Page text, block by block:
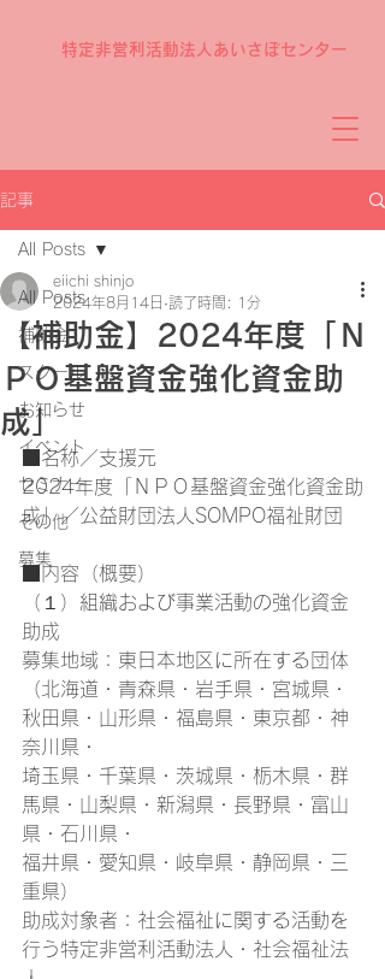
特定非営利活動法人あいさぽセンター
記事
All Posts
補助金
スクール
お知らせ
イベント
セミナー
その他
募集
All Posts
【補助金】2024年度「Ｎ
ＰＯ基盤資金強化資金助
成」
eiichi shinjo
2024年8月14日 読了時間: 1分
■名称／支援元
2024年度「ＮＰＯ基盤資金強化資金助
成」／公益財団法人SOMPO福祉財団
■内容（概要）
（１）組織および事業活動の強化資金
助成
募集地域：東日本地区に所在する団体
（北海道・青森県・岩手県・宮城県・
秋田県・山形県・福島県・東京都・神
奈川県・
埼玉県・千葉県・茨城県・栃木県・群
馬県・山梨県・新潟県・長野県・富山
県・石川県・
福井県・愛知県・岐阜県・静岡県・三
重県）
助成対象者：社会福祉に関する活動を
行う特定非営利活動法人・社会福祉法